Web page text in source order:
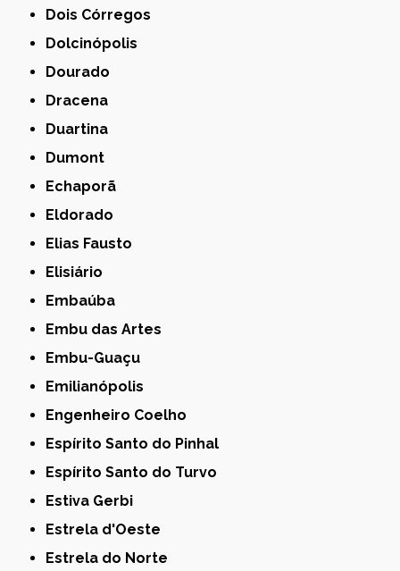
Dois Córregos
Dolcinópolis
Dourado
Dracena
Duartina
Dumont
Echaporã
Eldorado
Elias Fausto
Elisiário
Embaúba
Embu das Artes
Embu-Guaçu
Emilianópolis
Engenheiro Coelho
Espírito Santo do Pinhal
Espírito Santo do Turvo
Estiva Gerbi
Estrela d'Oeste
Estrela do Norte